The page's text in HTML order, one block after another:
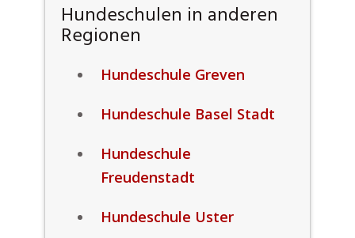
Hundeschulen in anderen
Regionen
Hundeschule Greven
Hundeschule Basel Stadt
Hundeschule
Freudenstadt
Hundeschule Uster